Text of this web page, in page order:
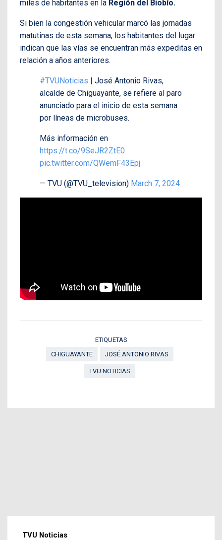
miles de habitantes en la Región del Biobío.
Si bien la congestión vehicular marcó las jornadas
matutinas de esta semana, los habitantes del lugar
indican que las vías se encuentran más expeditas en
relación a años anteriores.
#TVUNoticias | José Antonio Rivas,
alcalde de Chiguayante, se refiere al paro
anunciado para el inicio de esta semana
por líneas de microbuses.
Más información en
https://t.co/9SeJR2ZtE0
pic.twitter.com/QWemF43Epj
— TVU (@TVU_television) March 7, 2024
ETIQUETAS
CHIGUAYANTE
JOSÉ ANTONIO RIVAS
TVU NOTICIAS
TVU Noticias